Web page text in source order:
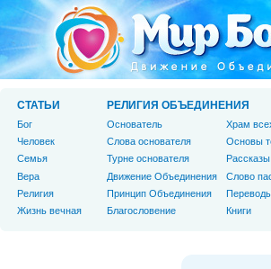
СТАТЬИ
Бог
Человек
Cемья
Вера
Религия
Жизнь вечная
РЕЛИГИЯ ОБЪЕДИНЕНИЯ
Основатель
Слова основателя
Турне основателя
Движение Объединения
Принцип Объединения
Благословение
Храм
Основы
Слово
Книги